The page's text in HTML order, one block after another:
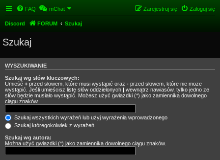
FAQ mChat Zaloguj się
Zarejestruj się
Discord FORUM Szukaj
Szukaj
WYSZUKIWANIE
Szukaj wg słów kluczowych:
Umieść + przed słowem, które musi wystąpić oraz - przed słowem, które nie może
wystąpić. Jeśli umieścisz listę słów oddzielonych | wewnątrz nawiasów, tylko jedno ze
słów będzie musiało wystąpić. Możesz użyć gwiazdki (*) jako zamiennika dowolnego
ciągu znaków.
Szukaj wszystkich wyrażeń lub użyj wyrażenia wprowadzonego
Szukaj któregokolwiek z wyrażeń
Szukaj wg autora:
Można użyć gwiazdki (*) jako zamiennika dowolnego ciągu znaków.